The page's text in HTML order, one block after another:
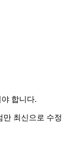
합니다.
만 최신으로 수정